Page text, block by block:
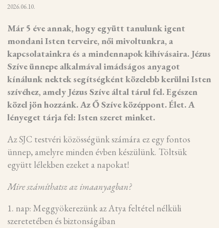
2026.06.10.
Már 5 éve annak, hogy együtt tanulunk igent
mondani Isten terveire, női mivoltunkra, a
kapcsolatainkra és a mindennapok kihívásaira. Jézus
Szíve ünnepe alkalmával imádságos anyagot
kínálunk nektek segítségként közelebb kerülni Isten
szívéhez, amely Jézus Szíve által tárul fel. Egészen
közel jön hozzánk. Az Ő Szíve középpont. Élet. A
lényeget tárja fel: Isten szeret minket.
Az SJC testvéri közösségünk számára ez egy fontos
ünnep, amelyre minden évben készülünk. Töltsük
együtt lélekben ezeket a napokat!
Mire számíthatsz az imaanyagban?
1. nap: Meggyökerezünk az Atya feltétel nélküli
szeretetében és biztonságában